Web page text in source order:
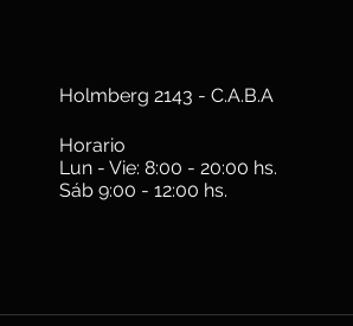
Holmberg 2143 - C.A.B.A
Horario
Lun - Vie: 8:00 - 20:00 hs.
Sáb 9:00 - 12:00 hs.